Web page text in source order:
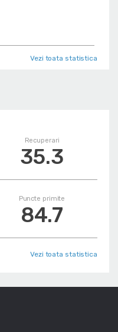
Vezi toata statistica
Recuperari
35.3
Puncte primite
84.7
Vezi toata statistica